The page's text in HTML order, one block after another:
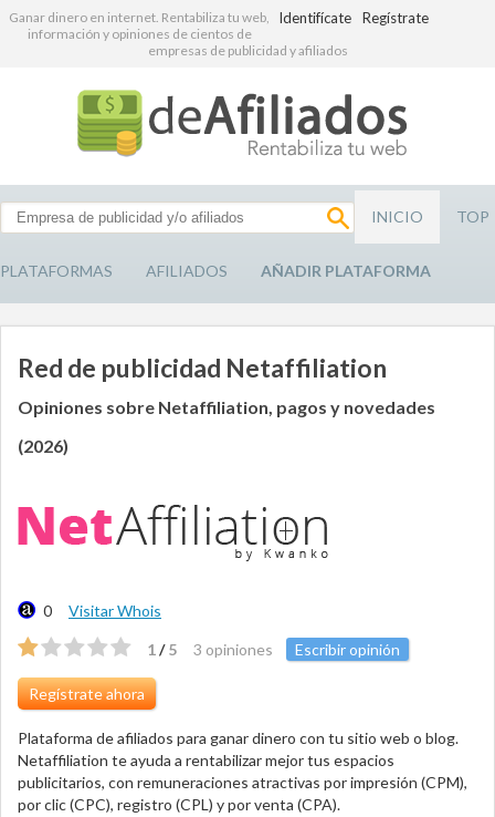
Identifícate Regístrate
Ganar dinero en internet. Rentabiliza tu web,
información y opiniones de cientos de
empresas de publicidad y afiliados
INICIO TOP
PLATAFORMAS AFILIADOS AÑADIR PLATAFORMA
Red de publicidad Netaffiliation
Opiniones sobre Netaffiliation, pagos y novedades
(2026)
0 Visitar Whois
1/5 3 opiniones Escribir opinión
Regístrate ahora
Plataforma de afiliados para ganar dinero con tu sitio web o blog.
Netaffiliation te ayuda a rentabilizar mejor tus espacios
publicitarios, con remuneraciones atractivas por impresión (CPM),
por clic (CPC), registro (CPL) y por venta (CPA).